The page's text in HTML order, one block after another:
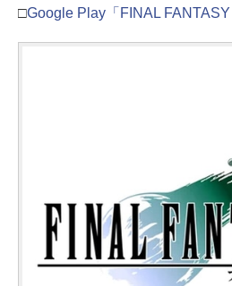
□Google Play「FINAL